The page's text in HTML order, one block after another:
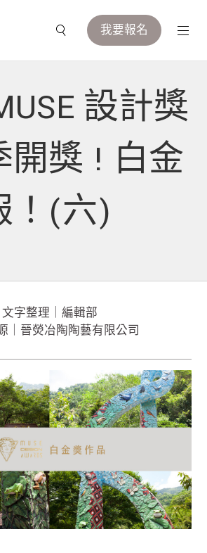
我要報名
設計獎
開獎 ! 白金
！(六)
文字整理｜編輯部
｜晉熒冶陶陶藝有限公司